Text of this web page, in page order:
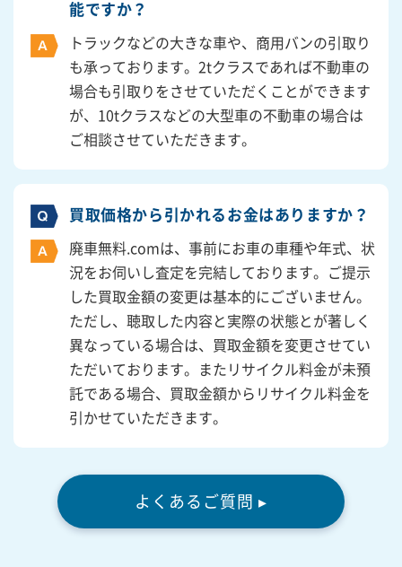
能ですか？
トラックなどの大きな車や、商用バンの引取り
も承っております。2tクラスであれば不動車の
場合も引取りをさせていただくことができます
が、10tクラスなどの大型車の不動車の場合は
ご相談させていただきます。
買取価格から引かれるお金はありますか？
廃車無料.comは、事前にお車の車種や年式、状
況をお伺いし査定を完結しております。ご提示
した買取金額の変更は基本的にございません。
ただし、聴取した内容と実際の状態とが著しく
異なっている場合は、買取金額を変更させてい
ただいております。またリサイクル料金が未預
託である場合、買取金額からリサイクル料金を
引かせていただきます。
よくあるご質問 ▸